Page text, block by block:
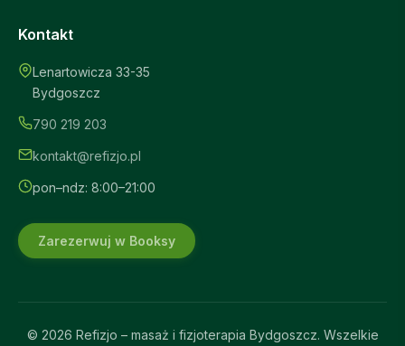
Kontakt
Lenartowicza 33-35
Bydgoszcz
790 219 203
kontakt@refizjo.pl
pon–ndz: 8:00–21:00
Zarezerwuj w Booksy
© 2026 Refizjo – masaż i fizjoterapia Bydgoszcz. Wszelkie